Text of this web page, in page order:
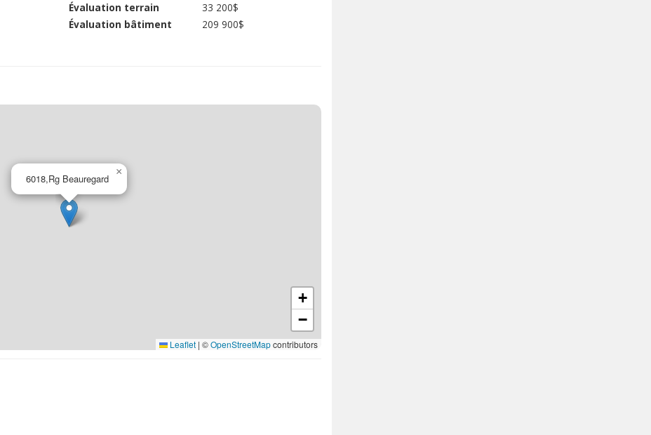
Évaluation terrain
33 200$
Évaluation bâtiment
209 900$
6018,Rg Beauregard
×
+
−
Leaflet | ©OpenStreetMapcontributors